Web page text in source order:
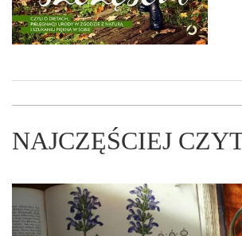
NAJCZĘŚCIEJ